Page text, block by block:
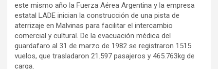
este mismo año la Fuerza Aérea Argentina y la empresa
estatal LADE inician la construcción de una pista de
aterrizaje en Malvinas para facilitar el intercambio
comercial y cultural. De la evacuación médica del
guardafaro al 31 de marzo de 1982 se registraron 1515
vuelos, que trasladaron 21.597 pasajeros y 465.763kg de
carga.